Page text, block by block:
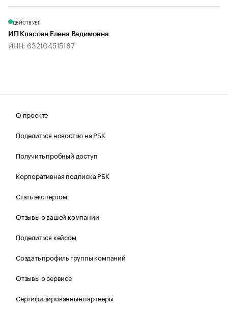
ДЕЙСТВУЕТ
ИП Классен Елена Вадимовна
ИНН: 632104515187
О проекте
Поделиться новостью на РБК
Получить пробный доступ
Корпоративная подписка РБК
Стать экспертом
Отзывы о вашей компании
Поделиться кейсом
Создать профиль группы компаний
Отзывы о сервисе
Сертифицированные партнеры